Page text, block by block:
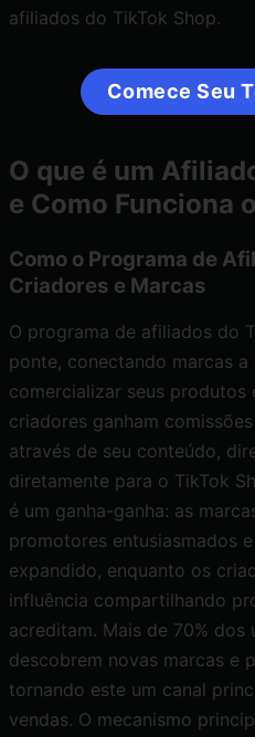
afiliados do TikTok Shop.
Comece Seu
O que é um
e Como Funciona
Como o Programa de
Criadores e Marcas
O programa de afiliados do
ponte, conectando marcas
comercializar seus produtos
criadores ganham
através de seu conteúdo,
diretamente para o TikTok
é um ganha-ganha: as
promotores entusiasmados
expandido, enquanto os
influência compartilhando
acreditam. Mais de 70% dos
descobrem novas marcas e
tornando este um canal
vendas. O mecanismo